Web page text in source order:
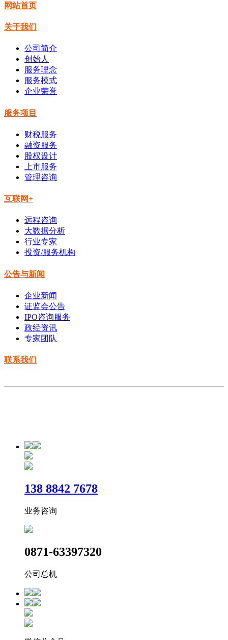
网站首页
关于我们
公司简介
创始人
服务理念
服务模式
企业荣誉
服务项目
财税服务
融资服务
股权设计
上市服务
管理咨询
互联网+
远程咨询
大数据分析
行业专家
投资/服务机构
公告与新闻
企业新闻
证监会公告
IPO咨询服务
政经资讯
专家团队
联系我们
​138 8842 7678
业务咨询
0871-63397320
公司总机